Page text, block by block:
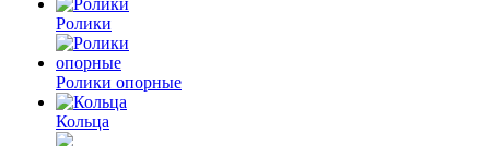
Ролики
Ролики опорные
Кольца